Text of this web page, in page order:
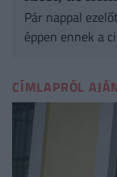
Pár nappal
éppen ennek a
CÍMLAPRÓL